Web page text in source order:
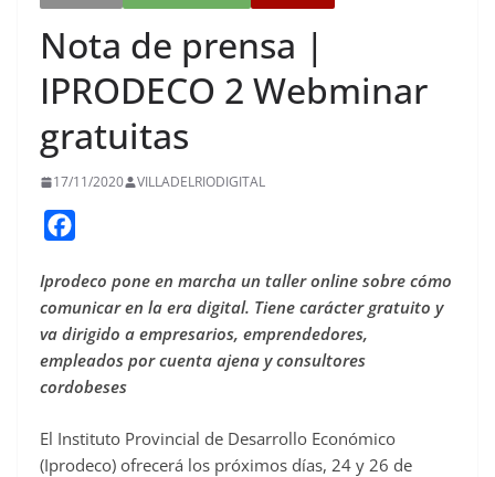
Nota de prensa |
IPRODECO 2 Webminar
gratuitas
17/11/2020 VILLADELRIODIGITAL
c
e
b
o
k
Iprodeco pone en marcha un taller online sobre cómo
comunicar en la era digital. Tiene carácter gratuito y
va dirigido a empresarios, emprendedores,
empleados por cuenta ajena y consultores
cordobeses
El Instituto Provincial de Desarrollo Económico
(Iprodeco) ofrecerá los próximos días, 24 y 26 de